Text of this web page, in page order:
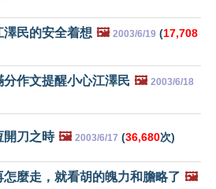
民的安全着想 🖼️ 2003/6/19 (17,708
作文提醒小心江澤民 🖼️ 2003/6/18
開刀之時 🖼️ 2003/6/17 (36,680次)
怎麼走，就看胡的魄力和膽略了 🖼️